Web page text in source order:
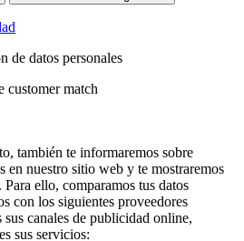
de datos personales
customer match
también te informaremos sobre
en nuestro sitio web y te mostraremos
ello, comparamos tus datos
con los siguientes proveedores
canales de publicidad online,
sus servicios: